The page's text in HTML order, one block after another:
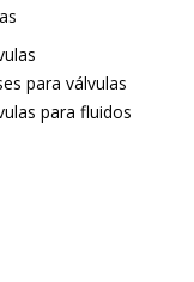
para válvulas
para fluidos